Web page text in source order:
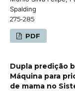
Spalding
275-285
PDF
Dupla predição
Máquina para
de mama no